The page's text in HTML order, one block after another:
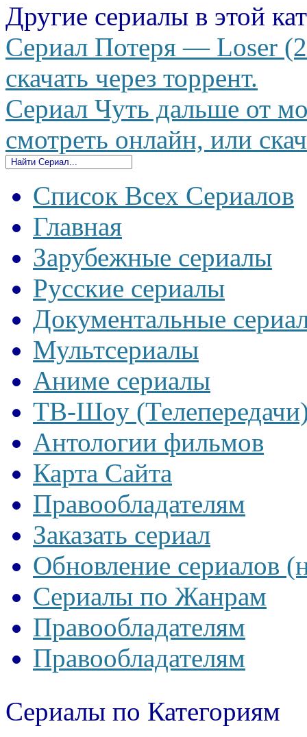
Другие сериалы в этой
Сериал Потеря — Loser
скачать через торрент.
Сериал Чуть дальше от
смотреть онлайн, или
Список Всех Сериалов
Главная
Зарубежные сериалы
Русские сериалы
Документальные
Мультсериалы
Аниме сериалы
ТВ-Шоу
Антологии фильмов
Карта Сайта
Правообладателям
Заказать сериал
Обновление сериалов
Сериалы по Жанрам
Правообладателям
Правообладателям
Сериалы по Категориям